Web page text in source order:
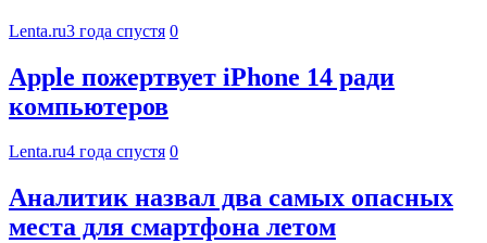
Lenta.ru3 года спустя 0
Apple пожертвует iPhone 14 ради
компьютеров
Lenta.ru4 года спустя 0
Аналитик назвал два самых опасных
места для смартфона летом